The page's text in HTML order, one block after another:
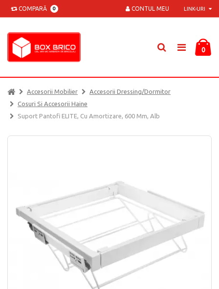
COMPARĂ 0 LINK-URI
CONTUL MEU
0
Accesorii Mobilier
Accesorii Dressing/dormitor
Cosuri Si Accesorii Haine
Suport Pantofi ELITE, Cu Amortizare, 600 Mm, Alb